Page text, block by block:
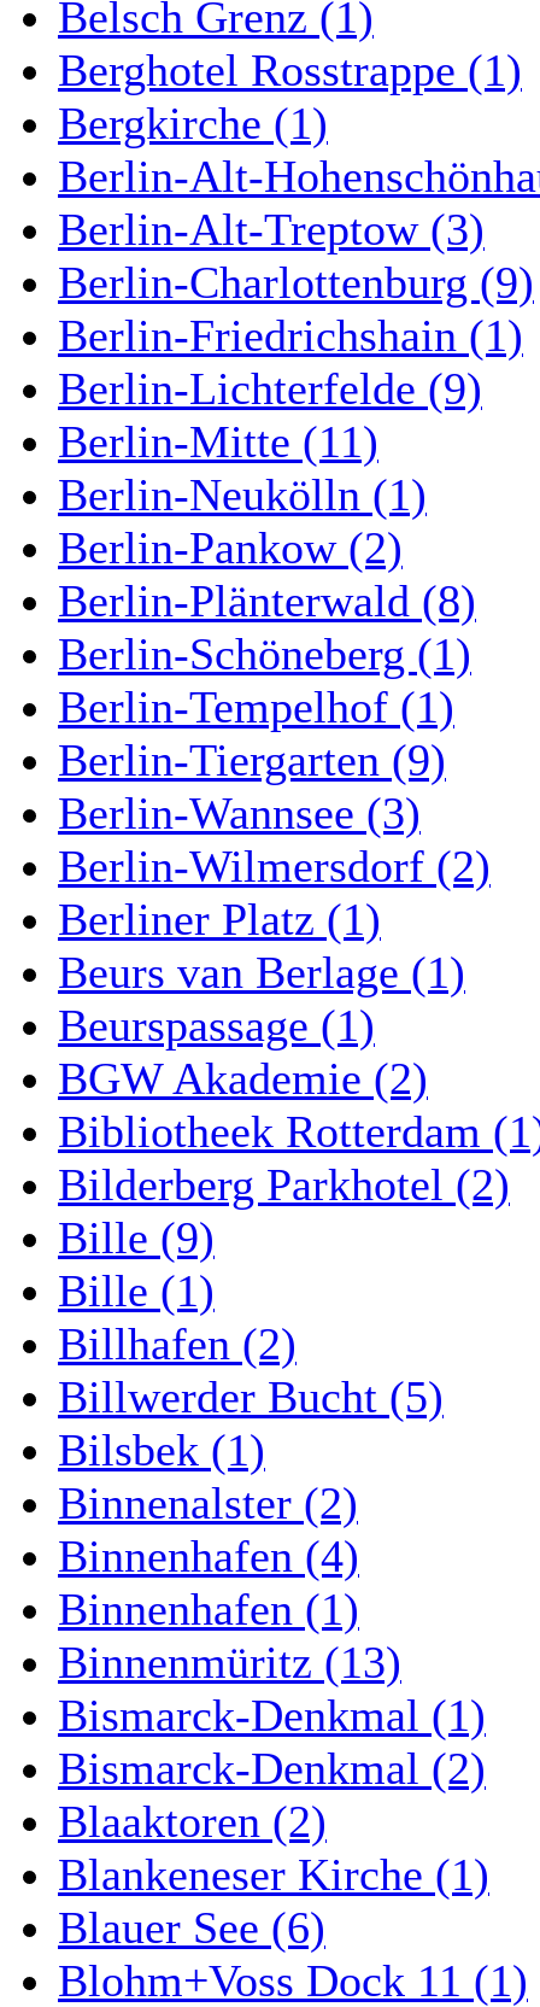
Belsch Grenz (1)
Berghotel Rosstrappe (1)
Bergkirche (1)
Berlin-Alt-
Berlin-Alt-Treptow (3)
Berlin-Charlottenburg (9)
Berlin-Friedrichshain (1)
Berlin-Lichterfelde (9)
Berlin-Mitte (11)
Berlin-Neukölln (1)
Berlin-Pankow (2)
Berlin-Plänterwald (8)
Berlin-Schöneberg (1)
Berlin-Tempelhof (1)
Berlin-Tiergarten (9)
Berlin-Wannsee (3)
Berlin-Wilmersdorf (2)
Berliner Platz (1)
Beurs van Berlage (1)
Beurspassage (1)
BGW Akademie (2)
Bibliotheek Rotterdam
Bilderberg Parkhotel (2)
Bille (9)
Bille (1)
Billhafen (2)
Billwerder Bucht (5)
Bilsbek (1)
Binnenalster (2)
Binnenhafen (4)
Binnenhafen (1)
Binnenmüritz (13)
Bismarck-Denkmal (1)
Bismarck-Denkmal (2)
Blaaktoren (2)
Blankeneser Kirche (1)
Blauer See (6)
Blohm+Voss Dock 11 (1)